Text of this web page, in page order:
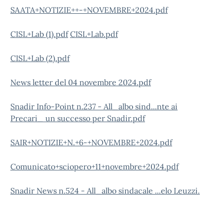
SAATA+NOTIZIE++-+NOVEMBRE+2024.pdf
CISL+Lab (1).pdf CISL+Lab.pdf
CISL+Lab (2).pdf
News letter del 04 novembre 2024.pdf
Snadir Info-Point n.237 - All_albo sind...nte ai
Precari_ un successo per Snadir.pdf
SAIR+NOTIZIE+N.+6-+NOVEMBRE+2024.pdf
Comunicato+sciopero+11+novembre+2024.pdf
Snadir News n.524 - All_albo sindacale ...elo Leuzzi.